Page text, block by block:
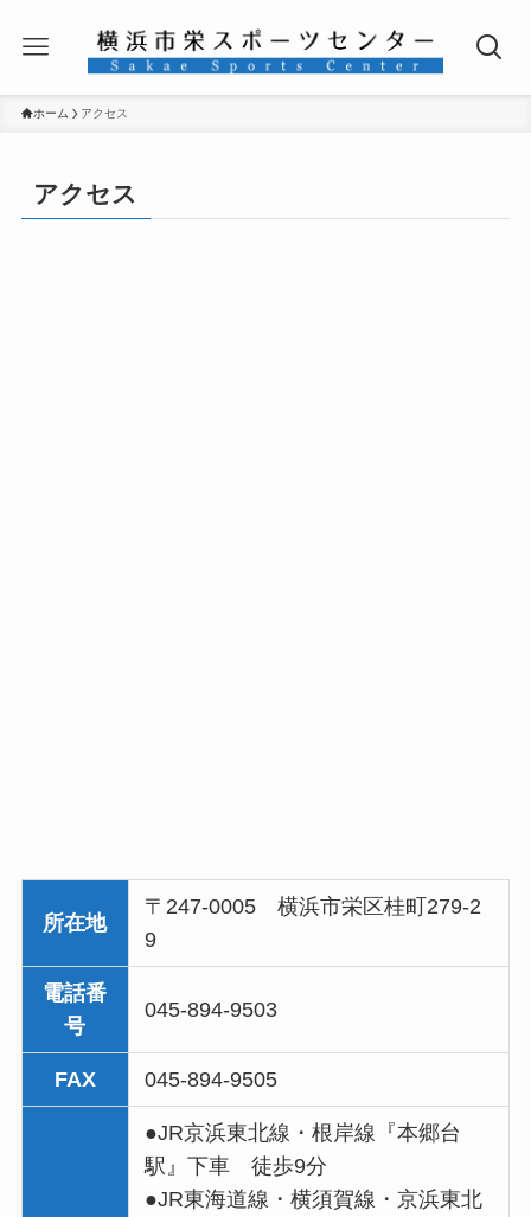
ホーム アクセス
アクセス
所在地
〒247-0005 横浜市栄区桂町279-2
9
電話番
号
045-894-9503
FAX 045-894-9505
●JR京浜東北線・根岸線『本郷台
駅』下車 徒歩9分
●JR東海道線・横須賀線・京浜東北